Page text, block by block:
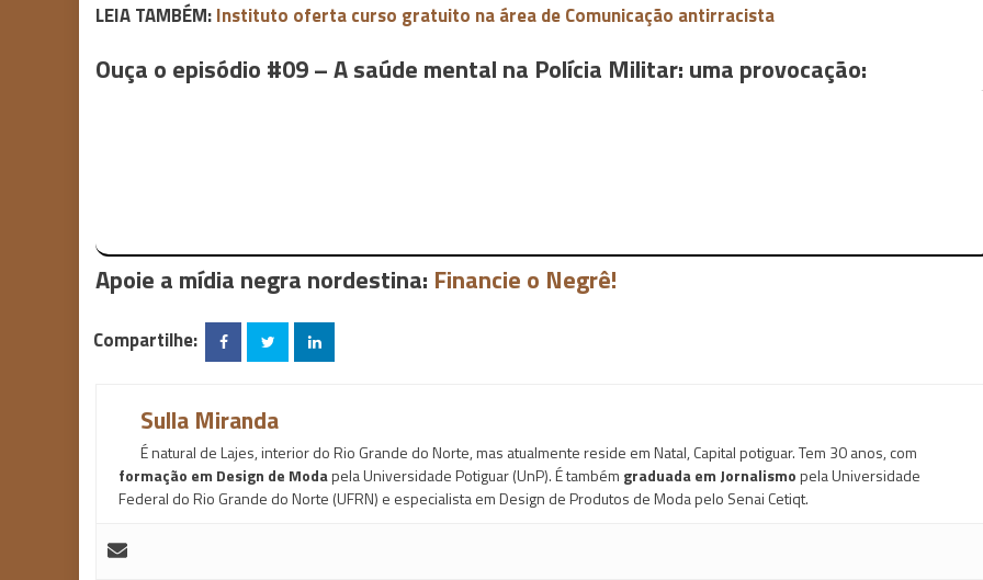
LEIA TAMBÉM:Instituto oferta curso gratuito na área de Comunicação antirracista
Ouça o episódio #09 – A saúde mental na Polícia Militar: uma provocação:
Apoie a mídia negra nordestina: Financie o Negrê!
Compartilhe:
Sulla Miranda
É natural de Lajes, interior do Rio Grande do Norte, mas atualmente reside em Natal, Capital potiguar. Tem 30 anos, com
formação em Design de Modapela Universidade Potiguar (UnP). É também graduada em Jornalismopela Universidade
Federal do Rio Grande do Norte (UFRN) e especialista em Design de Produtos de Moda pelo Senai Cetiqt.